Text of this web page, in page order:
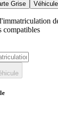
Grise Véhicule
compatibles